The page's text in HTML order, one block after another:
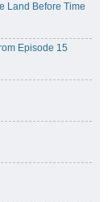
Land Before Time
Episode 15